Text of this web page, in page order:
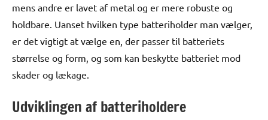
mens andre er lavet af metal og er mere robuste og
holdbare. Uanset hvilken type batteriholder man vælger,
er det vigtigt at vælge en, der passer til batteriets
størrelse og form, og som kan beskytte batteriet mod
skader og lækage.
Udviklingen af batteriholdere